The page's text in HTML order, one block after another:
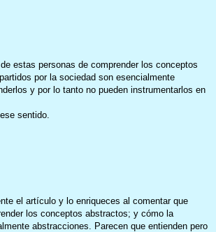
estas personas de comprender los conceptos
por la sociedad son esencialmente
y por lo tanto no pueden instrumentarlos en
sentido.
el artículo y lo enriqueces al comentar que
los conceptos abstractos; y cómo la
abstracciones. Parecen que entienden pero